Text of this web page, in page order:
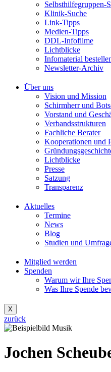
Selbsthilfegruppen-
Klinik-Suche
Link-Tipps
Medien-Tipps
DDL-Infofilme
Lichtblicke
Infomaterial
Newsletter-Archiv
Über uns
Vision und Mission
Schirmherr und
Vorstand und
Verbandsstrukturen
Fachliche Berater
Kooperationen und
Lichtblicke
Presse
Satzung
Transparenz
Aktuelles
Termine
News
Blog
Studien und
Mitglied werden
Spenden
Warum wir Ihre
Was Ihre Spende
X
zurück
Jochen